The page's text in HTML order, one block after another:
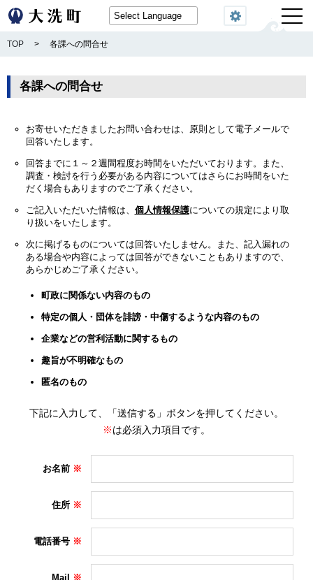
閲覧機能
TOP > 各課への問合せ
各課への問合せ
お寄せいただきましたお問い合わせは、原則として電子メールで
回答いたします。
回答までに１～２週間程度お時間をいただいております。また、
調査・検討を行う必要がある内容についてはさらにお時間をいた
だく場合もありますのでご了承ください。
ご記入いただいた情報は、 個人情報保護についての規定により取
り扱いをいたします。
次に掲げるものについては回答いたしません。また、記入漏れの
ある場合や内容によっては回答ができないこともありますので、
あらかじめご了承ください。
町政に関係ない内容のもの
特定の個人・団体を誹謗・中傷するような内容のもの
企業などの営利活動に関するもの
趣旨が不明確なもの
匿名のもの
下記に入力して、「送信する」ボタンを押してください。
※は必須入力項目です。
お名前
住所
電話番号
Mail